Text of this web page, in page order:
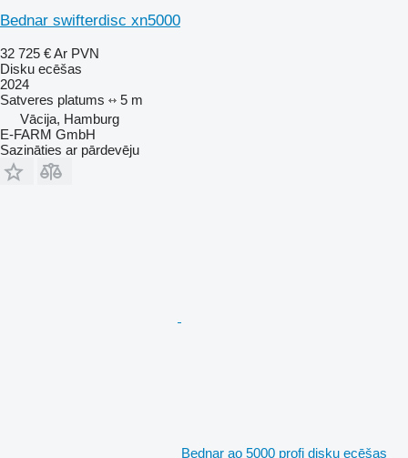
Bednar swifterdisc xn5000
32 725 €Ar PVN
Disku ecēšas
2024
Satveres platums
5 m
Vācija, Hamburg
E-FARM GmbH
Sazināties ar pārdevēju
Bednar ao 5000 profi disku ecēšas